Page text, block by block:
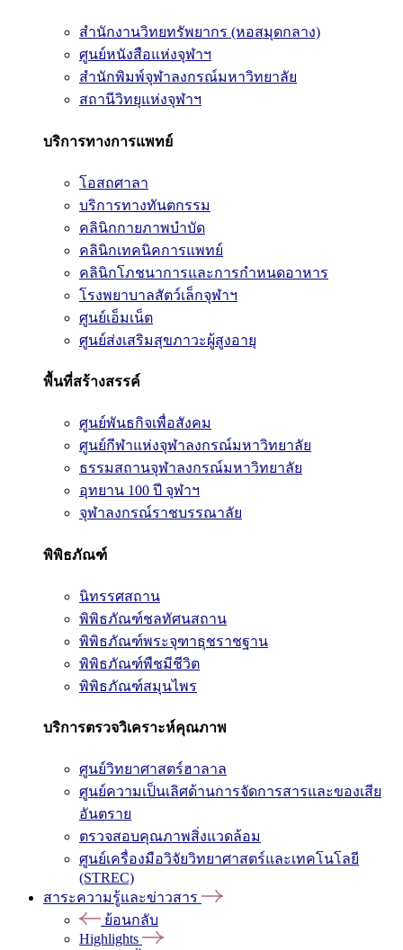
สำนักงานวิทยทรัพยากร (หอสมุดกลาง)
ศูนย์หนังสือแห่งจุฬาฯ
สำนักพิมพ์จุฬาลงกรณ์มหาวิทยาลัย
สถานีวิทยุแห่งจุฬาฯ
บริการทางการแพทย์
โอสถศาลา
บริการทางทันตกรรม
คลินิกกายภาพบำบัด
คลินิกเทคนิคการแพทย์
คลินิกโภชนาการและการกำหนดอาหาร
โรงพยาบาลสัตว์เล็กจุฬาฯ
ศูนย์เอ็มเน็ต
ศูนย์ส่งเสริมสุขภาวะผู้สูงอายุ
พื้นที่สร้างสรรค์
ศูนย์พันธกิจเพื่อสังคม
ศูนย์กีฬาแห่งจุฬาลงกรณ์มหาวิทยาลัย
ธรรมสถานจุฬาลงกรณ์มหาวิทยาลัย
อุทยาน 100 ปี จุฬาฯ
จุฬาลงกรณ์ราชบรรณาลัย
พิพิธภัณฑ์
นิทรรศสถาน
พิพิธภัณฑ์ชลทัศนสถาน
พิพิธภัณฑ์พระจุฑาธุชราชฐาน
พิพิธภัณฑ์พืชมีชีวิต
พิพิธภัณฑ์สมุนไพร
บริการตรวจวิเคราะห์คุณภาพ
ศูนย์วิทยาศาสตร์ฮาลาล
ศูนย์ความเป็นเลิศด้านการจัดการสารและของเสีย
อันตราย
ตรวจสอบคุณภาพสิ่งแวดล้อม
ศูนย์เครื่องมือวิจัยวิทยาศาสตร์และเทคโนโลยี
(STREC)
สาระความรู้และข่าวสาร
ย้อนกลับ
Highlights